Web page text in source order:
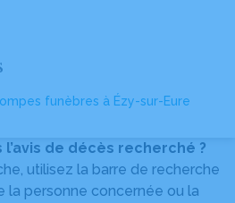
funèbres à Ézy-sur-Eure
de décès recherché ?
utilisez la barre de recherche
la personne concernée ou la